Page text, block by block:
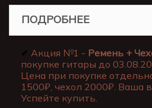
ПОДРОБНЕЕ
✔ Акция №1 - Ремень +
покупке гитары до
Цена при покупке
1500₽, чехол 2000₽. Ваша
Успейте купить.